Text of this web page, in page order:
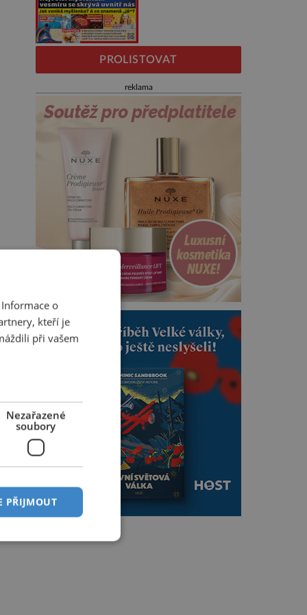
PROLISTOVAT
reklama
o
kteří je
při vašem
Nezařazené
soubory
PŘIJMOUT